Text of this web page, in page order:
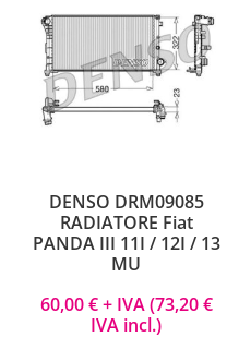
DENSO DRM09085
RADIATORE Fiat
PANDA III 11I / 12I / 13
MU
60,00€+ IVA (73,20€
IVA incl.)